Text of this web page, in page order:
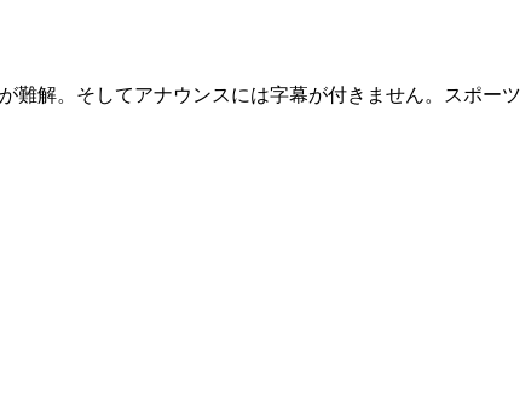
難解。そしてアナウンスには字幕が付きません。スポーツ